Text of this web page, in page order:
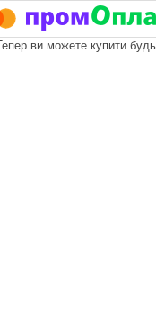
ви можете купити